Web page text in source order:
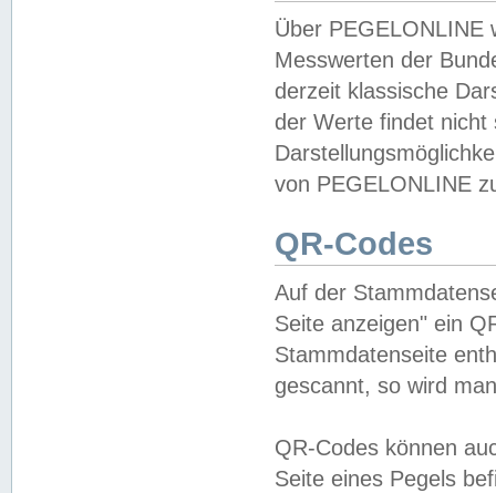
Über PEGELONLINE
Messwerten der
derzeit klassische
der Werte findet
von PEGELONLINE
QR-Codes
Auf der
Seite anzeigen" ein
Stammdatenseite
gescannt, so wird
QR-Codes können
Seite eines Pegels